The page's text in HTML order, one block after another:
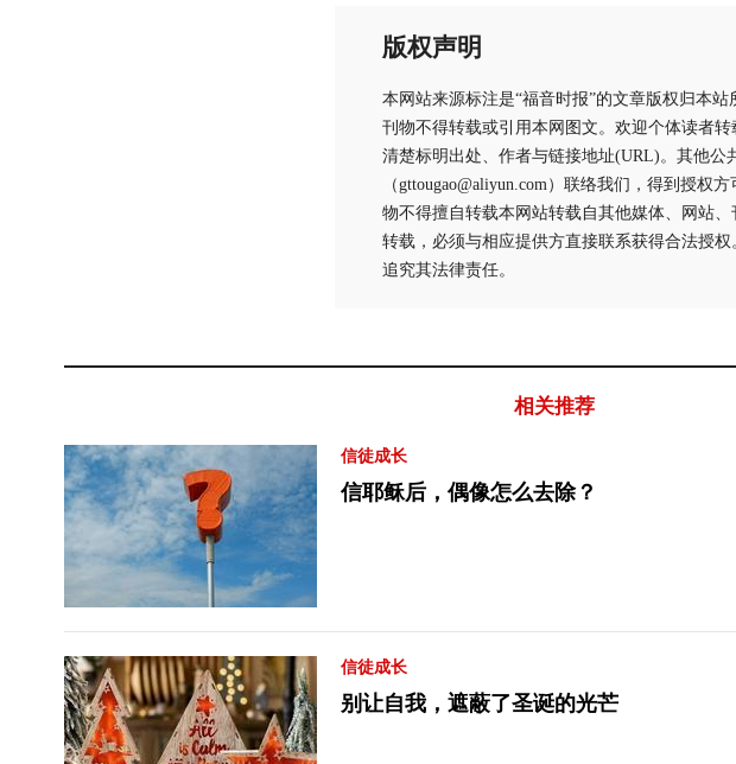
版权声明
本网站来源标注是“福音时报”的文章版权归本
刊物不得转载或引用本网图文。欢迎个体读者
清楚标明出处、作者与链接地址(URL)。其他
（gttougao@aliyun.com）联络我们，得到授权
物不得擅自转载本网站转载自其他媒体、网站
转载，必须与相应提供方直接联系获得合法授
追究其法律责任。
相关推荐
信徒成长
信耶稣后，偶像怎么去除？
信徒成长
别让自我，遮蔽了圣诞的光芒